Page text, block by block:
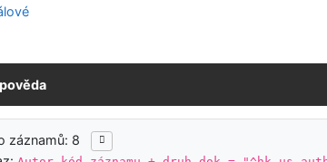
vyhledávání
záznamů: 8